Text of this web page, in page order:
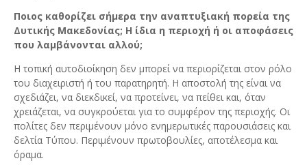
Ποιος καθορίζει σήμερα την αναπτυξιακή πορεία της
Δυτικής Μακεδονίας; Η ίδια η περιοχή ή οι αποφάσεις
που λαμβάνονται αλλού;
Η τοπική αυτοδιοίκηση δεν μπορεί να περιορίζεται στον ρόλο
του διαχειριστή ή του παρατηρητή. Η αποστολή της είναι να
σχεδιάζει, να διεκδικεί, να προτείνει, να πείθει και, όταν
χρειάζεται, να συγκρούεται για το συμφέρον της περιοχής. Οι
πολίτες δεν περιμένουν μόνο ενημερωτικές παρουσιάσεις και
δελτία Τύπου. Περιμένουν πρωτοβουλίες, αποτέλεσμα και
όραμα.